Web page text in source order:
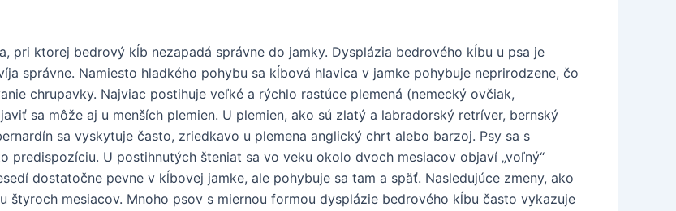
pri ktorej bedrový kĺb nezapadá správne do jamky. Dysplázia bedrového kĺbu u psa je
správne. Namiesto hladkého pohybu sa kĺbová hlavica v jamke pohybuje neprirodzene, čo
chrupavky. Najviac postihuje veľké a rýchlo rastúce plemená (nemecký ovčiak,
sa môže aj u menších plemien. U plemien, ako sú zlatý a labradorský retríver, bernský
sa vyskytuje často, zriedkavo u plemena anglický chrt alebo barzoj. Psy sa s
predispozíciu. U postihnutých šteniat sa vo veku okolo dvoch mesiacov objaví „voľný“
dostatočne pevne v kĺbovej jamke, ale pohybuje sa tam a späť. Nasledujúce zmeny, ako
mesiacov. Mnoho psov s miernou formou dysplázie bedrového kĺbu často vykazuje